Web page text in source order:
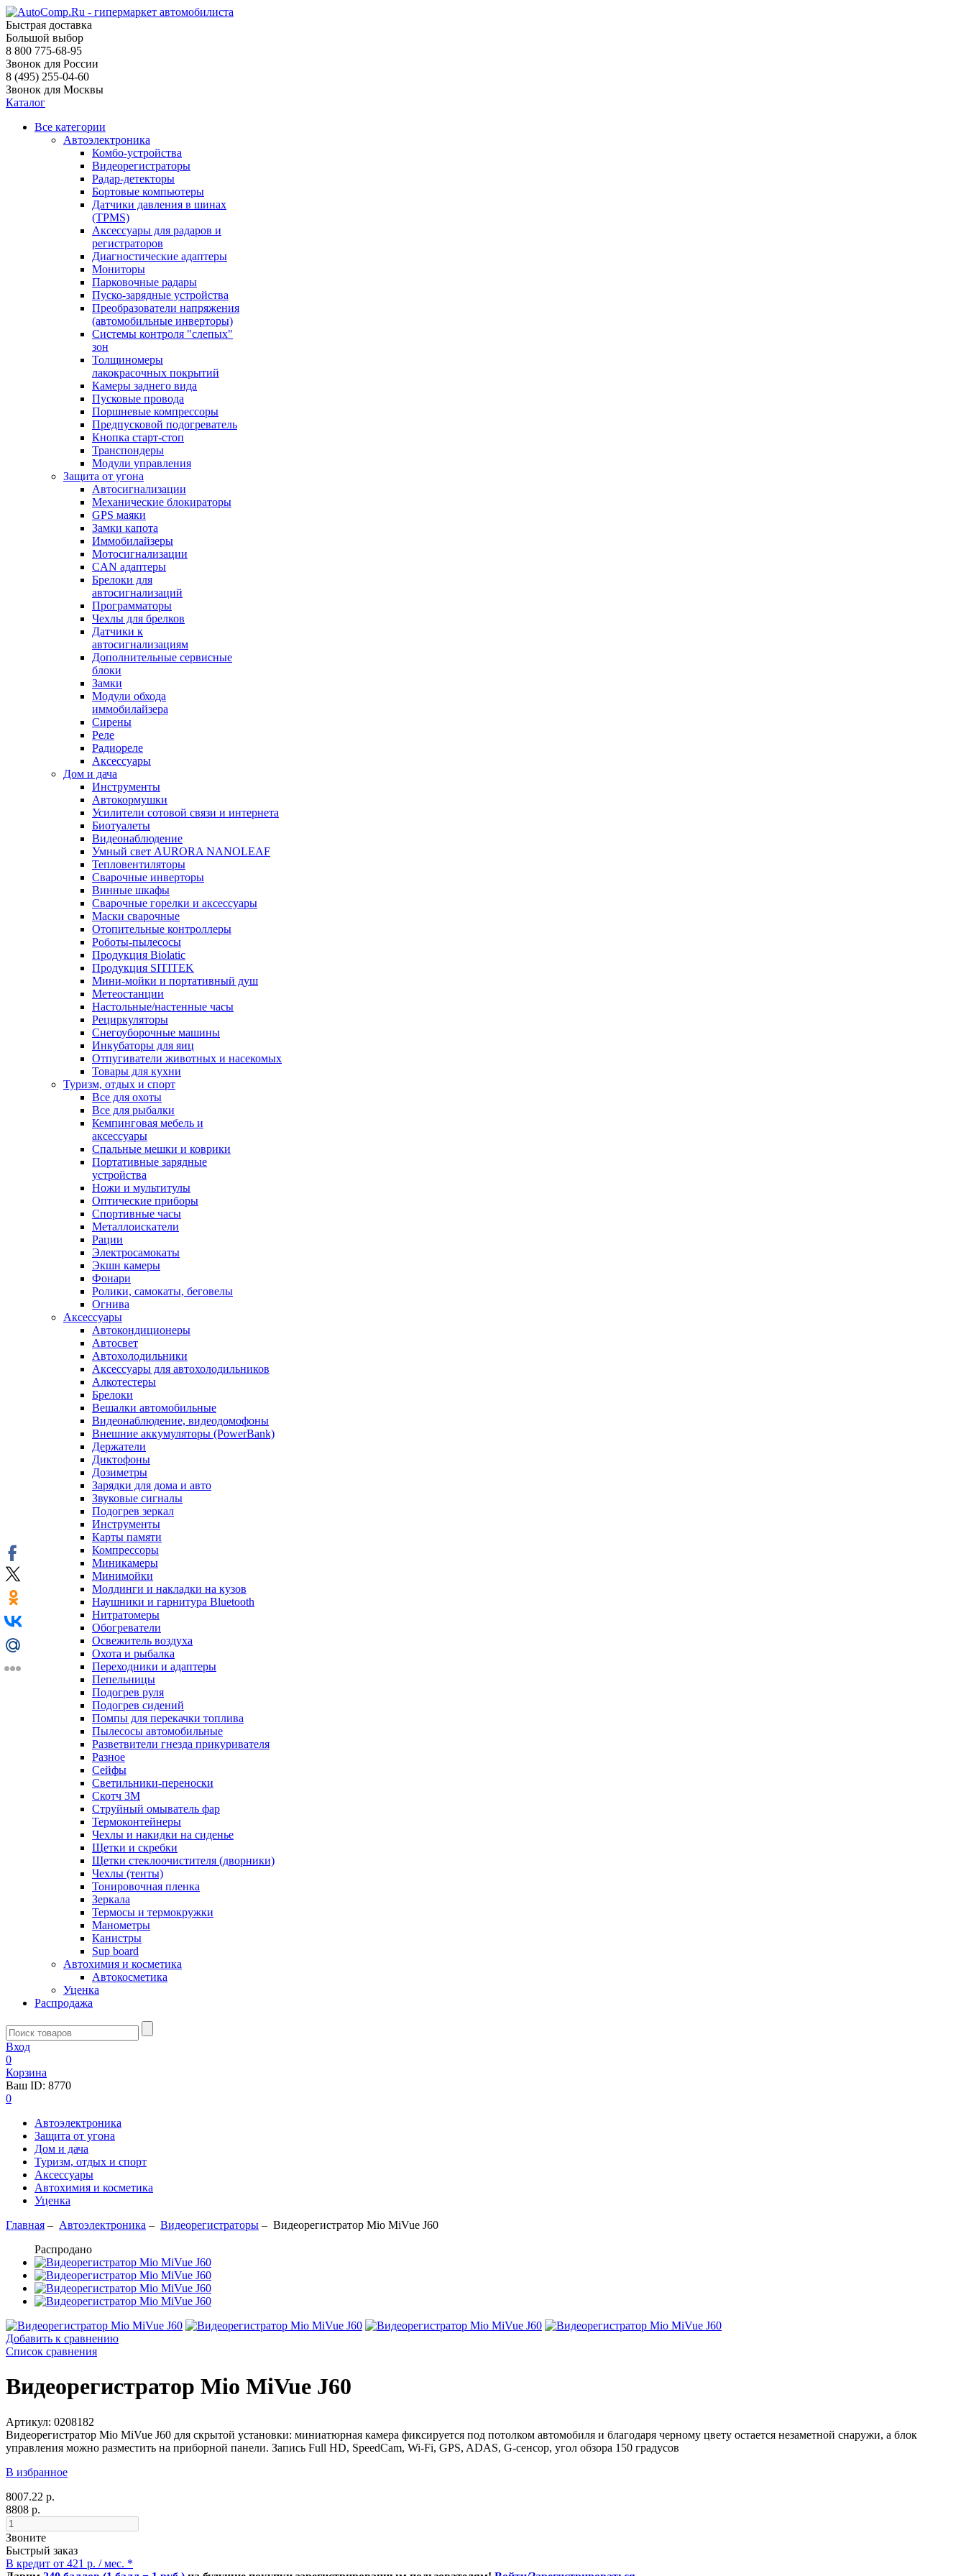
Быстрая доставка
Большой выбор
8 800 775-68-95
Звонок для России
8 (495) 255-04-60
Звонок для Москвы
Каталог
Все категории
Автоэлектроника
Комбо-устройства
Видеорегистраторы
Радар-детекторы
Бортовые компьютеры
Датчики давления в шинах
(TPMS)
Аксессуары для радаров и
регистраторов
Диагностические адаптеры
Мониторы
Парковочные радары
Пуско-зарядные устройства
Преобразователи напряжения
(автомобильные инверторы)
Системы контроля "слепых"
зон
Толщиномеры
лакокрасочных покрытий
Камеры заднего вида
Пусковые провода
Поршневые компрессоры
Предпусковой подогреватель
Кнопка старт-стоп
Транспондеры
Модули управления
Защита от угона
Автосигнализации
Механические блoкираторы
GPS маяки
Замки капота
Иммобилайзеры
Мотосигнализации
CAN адаптеры
Брелоки для
автосигнализаций
Программаторы
Чехлы для брелков
Датчики к
автосигнализациям
Дополнительные сервисные
блоки
Замки
Модули обхода
иммобилайзера
Сирены
Реле
Радиореле
Аксессуары
Дом и дача
Инструменты
Автокормушки
Усилители сотовой связи и интернета
Биотуалеты
Видеонаблюдение
Умный свет AURORA NANOLEAF
Тепловентиляторы
Сварочные инверторы
Винные шкафы
Сварочные горелки и аксессуары
Маски сварочные
Отопительные контроллеры
Роботы-пылесосы
Продукция Biolatic
Продукция SITITEK
Мини-мойки и портативный душ
Метеостанции
Настольные/настенные часы
Рециркуляторы
Снегоуборочные машины
Инкубаторы для яиц
Отпугиватели животных и насекомых
Товары для кухни
Туризм, отдых и спорт
Все для охоты
Все для рыбалки
Кемпинговая мебель и
аксессуары
Спальные мешки и коврики
Портативные зарядные
устройства
Ножи и мультитулы
Оптические приборы
Спортивные часы
Металлоискатели
Рации
Электросамокаты
Экшн камеры
Фонари
Ролики, самокаты, беговелы
Огнива
Аксессуары
Автокондиционеры
Aвтосвет
Автохолодильники
Аксессуары для автохолодильников
Алкотестеры
Брелоки
Вешалки автомобильные
Видеонаблюдение, видеодомофоны
Внешние аккумуляторы (PowerBank)
Держатели
Диктофоны
Дозиметры
Зарядки для дома и авто
Звуковые сигналы
Подогрев зеркал
Инструменты
Карты памяти
Компрессоры
Миникамеры
Минимойки
Молдинги и накладки на кузов
Наушники и гарнитура Bluetooth
Нитратомеры
Обогреватели
Освежитель воздуха
Охота и рыбалка
Переходники и адаптеры
Пепельницы
Подогрев руля
Подогрев сидений
Помпы для перекачки топлива
Пылесосы автомобильные
Разветвители гнезда прикуривателя
Разное
Сейфы
Светильники-переноски
Скотч 3М
Струйный омыватель фар
Термоконтейнеры
Чехлы и накидки на сиденье
Щетки и скребки
Щетки стеклоочистителя (дворники)
Чехлы (тенты)
Тонировочная пленка
Зеркалa
Термосы и термокружки
Манометры
Канистры
Sup board
Автохимия и косметика
Автокосметика
Уценка
Распродажа
Вход
0
Корзина
Ваш ID: 8770
0
Автоэлектроника
Защита от угона
Дом и дача
Туризм, отдых и спорт
Аксессуары
Автохимия и косметика
Уценка
Главная – Автоэлектроника – Видеорегистраторы – Видеорегистратор Mio MiVue J60
Распродано
Добавить к сравнению
Список сравнения
Видеорегистратор Mio MiVue J60
Артикул: 0208182
Видеорегистратор Mio MiVue J60 для скрытой установки: миниатюрная камера фиксируется под потолком автомобиля и благодаря черному цвету остается незаметной снаружи, а блок
управления можно разместить на приборной панели. Запись Full HD, SpeedCam, Wi-Fi, GPS, ADAS, G-сенсор, угол обзора 150 градусов
В избранное
8007.22 р.
8808 р.
Звоните
Быстрый заказ
В кредит от 421 р. / мес. *